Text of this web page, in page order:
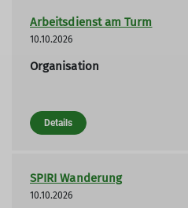
Arbeitsdienst am Turm
10.10.2026
Organisation
Details
SPIRI Wanderung
10.10.2026